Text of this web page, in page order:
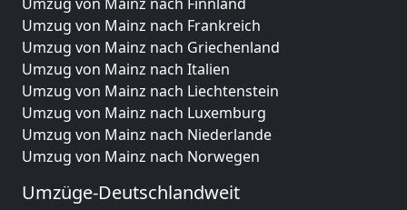
Umzug von Mainz nach Frankreich
Umzug von Mainz nach Griechenland
Umzug von Mainz nach Italien
Umzug von Mainz nach Liechtenstein
Umzug von Mainz nach Luxemburg
Umzug von Mainz nach Niederlande
Umzug von Mainz nach Norwegen
Umzüge-Deutschlandweit